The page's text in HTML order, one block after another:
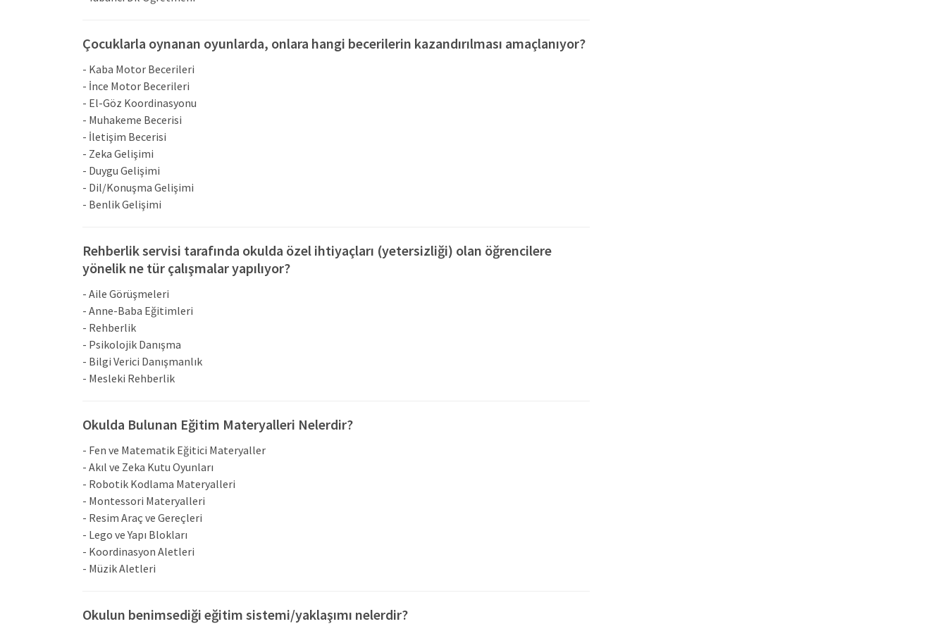
Çocuklarla oynanan oyunlarda, onlara hangi becerilerin kazandırılması amaçlanıyor?
- Kaba Motor Becerileri
- İnce Motor Becerileri
- El-Göz Koordinasyonu
- Muhakeme Becerisi
- İletişim Becerisi
- Zeka Gelişimi
- Duygu Gelişimi
- Dil/Konuşma Gelişimi
- Benlik Gelişimi
Rehberlik servisi tarafında okulda özel ihtiyaçları (yetersizliği) olan öğrencilere
yönelik ne tür çalışmalar yapılıyor?
- Aile Görüşmeleri
- Anne-Baba Eğitimleri
- Rehberlik
- Psikolojik Danışma
- Bilgi Verici Danışmanlık
- Mesleki Rehberlik
Okulda Bulunan Eğitim Materyalleri Nelerdir?
- Fen ve Matematik Eğitici Materyaller
- Akıl ve Zeka Kutu Oyunları
- Robotik Kodlama Materyalleri
- Montessori Materyalleri
- Resim Araç ve Gereçleri
- Lego ve Yapı Blokları
- Koordinasyon Aletleri
- Müzik Aletleri
Okulun benimsediği eğitim sistemi/yaklaşımı nelerdir?